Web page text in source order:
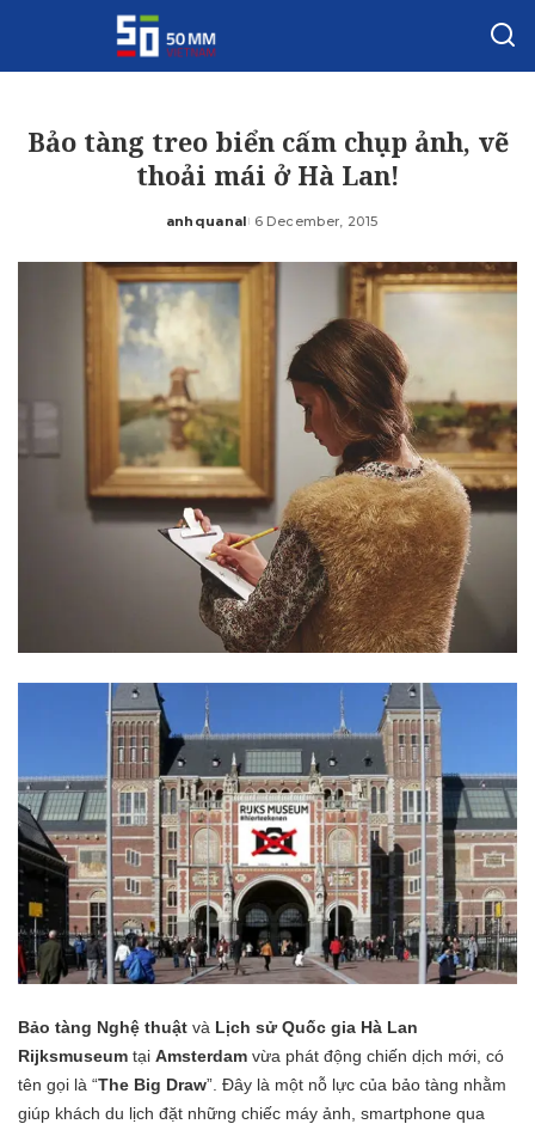
Bảo tàng treo biển cấm chụp ảnh, vẽ
thoải mái ở Hà Lan!
Posted
anhquanal 6 December, 2015
Bảo tàng Nghệ thuật và Lịch sử Quốc gia Hà Lan
Rijksmuseum tại Amsterdam vừa phát động chiến dịch mới, có
tên gọi là “The Big Draw”. Đây là một nỗ lực của bảo tàng nhằm
giúp khách du lịch đặt những chiếc máy ảnh, smartphone qua